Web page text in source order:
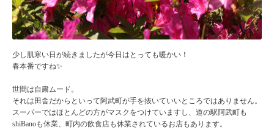
少し肌寒い日が続きましたが今日はとっても暖かい！
春本番ですね✨
世間は自粛ムード。
それは田舎だからといって阿武町が手を抜いていいところではありません。
スーパーではほとんどの方がマスクをつけていますし、道の駅阿武町も
shiBanoも休業、町内の飲食店も休業されているお店もあります。